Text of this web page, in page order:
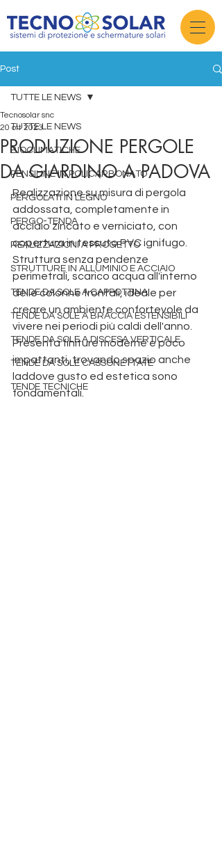
Post
TUTTE LE NEWS
BIOCLIMATICHE
PENSILINE IN POLICARBONATO
PERGOLATI IN LEGNO
PERGO-TENDA
REALIZZAZIONI A PROGETTO
STRUTTURE IN ALLUMINIO E ACCIAIO
TENDE DA SOLE A CAPPOTTINA
TENDE DA SOLE A BRACCIA ESTENSIBILI
TENDE DA SOLE A DISCESA VERTICALE
TENDE DA SOLE CASSONETTATE
TENDE TECNICHE
TUTTE LE NEWS
PRODUZIONE PERGOLE
DA GIARDINO A PADOVA
Tecnosolar snc
20 ott 2023
Realizzazione su misura di pergola
addossata, completamente in
acciaio zincato e verniciato, con
copertura in tessuto PVC ignifugo.
Struttura senza pendenze
perimetrali, scarico acqua all'interno
delle colonne frontali, ideale per
creare un ambiente confortevole da
vivere nei periodi più caldi dell'anno.
Presenta finiture moderne e poco
impattanti, trovando spazio anche
laddove gusto ed estetica sono
fondamentali. Produzione pergole